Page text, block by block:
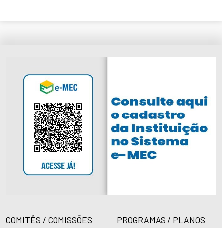
COMITÊS / COMISSÕES PROGRAMAS / PLANOS